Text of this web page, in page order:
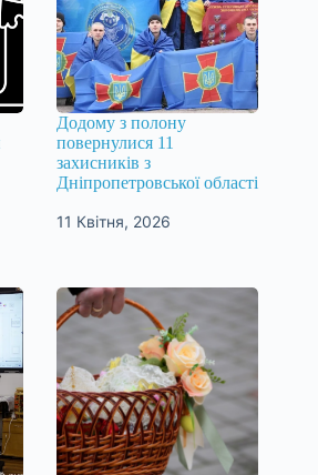
Додому з полону
повернулися 11
захисників з
Дніпропетровської області
11 Квітня, 2026